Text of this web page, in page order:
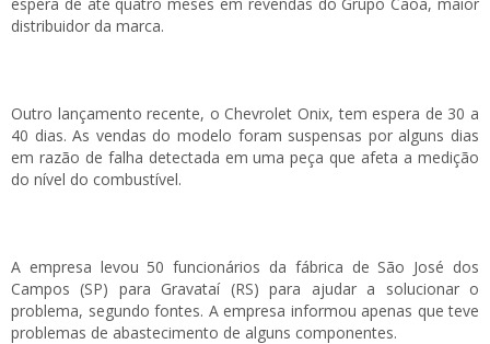
distribuidor da marca.
Outro lançamento recente, o Chevrolet Onix, tem espera de 30 a
40 dias. As vendas do modelo foram suspensas por alguns dias
em razão de falha detectada em uma peça que afeta a medição
do nível do combustível.
A empresa levou 50 funcionários da fábrica de São José dos
Campos (SP) para Gravataí (RS) para ajudar a solucionar o
problema, segundo fontes. A empresa informou apenas que teve
problemas de abastecimento de alguns componentes.